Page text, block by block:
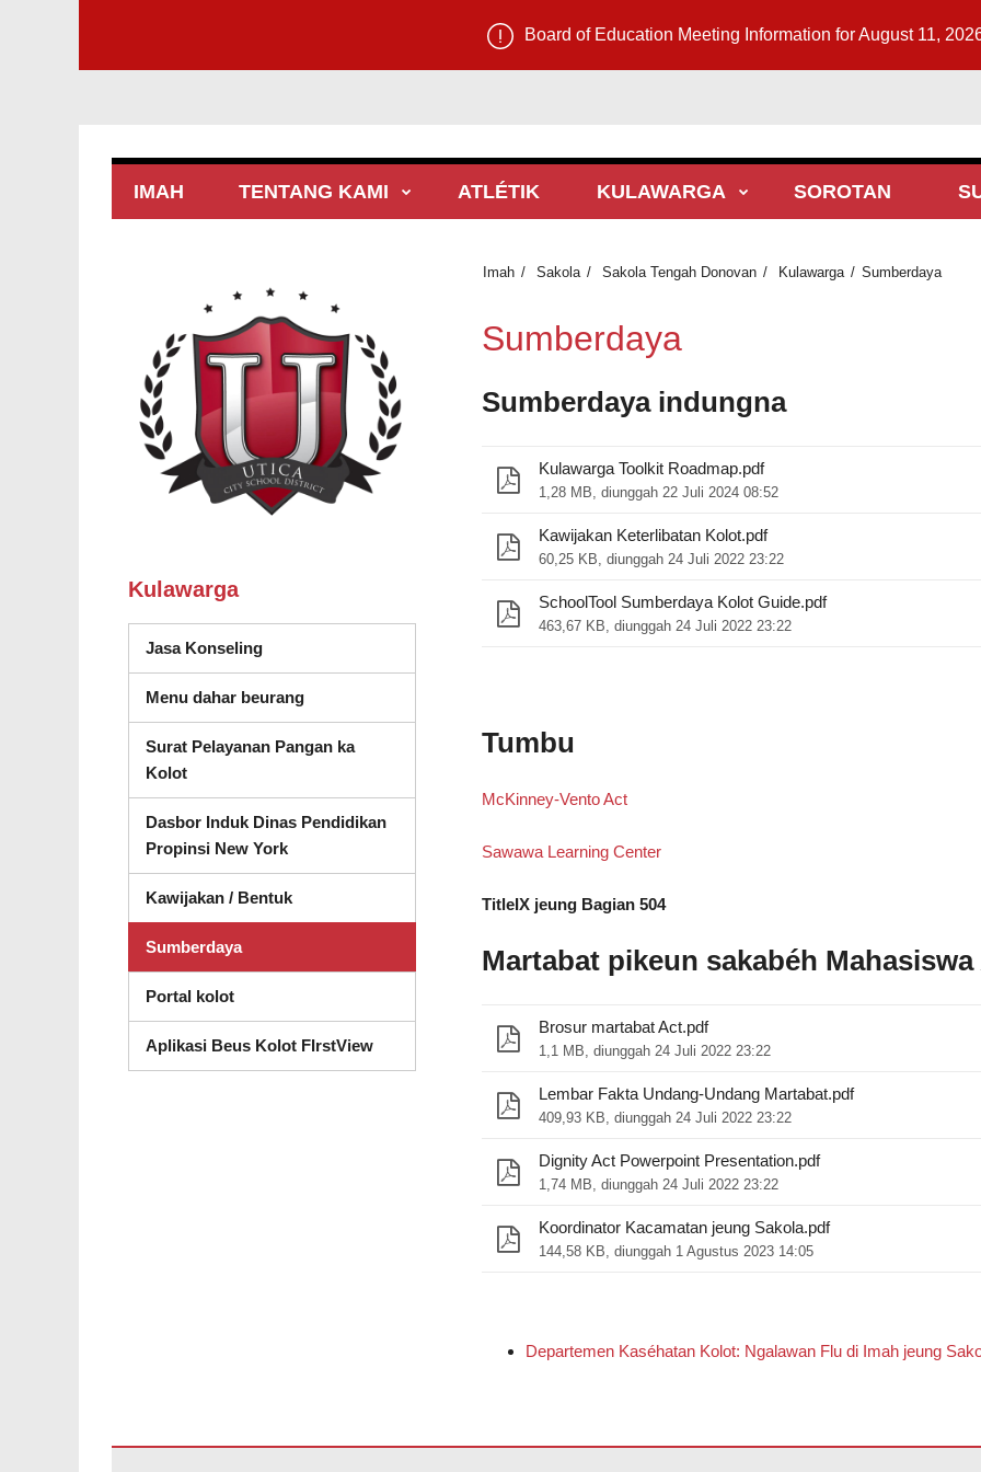
Board of Education Meeting Information for August 11,
IMAH TENTANG KAMI ATLÉTIK KULAWARGA SOROTAN
Imah Sakola Sakola Tengah Donovan Kulawarga Sumberdaya
Sumberdaya
Sumberdaya indungna
Kulawarga Toolkit Roadmap.pdf
1,28 MB, diunggah 22 Juli 2024 08:52
Kawijakan Keterlibatan Kolot.pdf
60,25 KB, diunggah 24 Juli 2022 23:22
SchoolTool Sumberdaya Kolot Guide.pdf
463,67 KB, diunggah 24 Juli 2022 23:22
Tumbu
McKinney-Vento Act
Sawawa Learning Center
TitleIX jeung Bagian 504
Martabat pikeun sakabéh Mahasiswa
Brosur martabat Act.pdf
1,1 MB, diunggah 24 Juli 2022 23:22
Lembar Fakta Undang-Undang Martabat.pdf
409,93 KB, diunggah 24 Juli 2022 23:22
Dignity Act Powerpoint Presentation.pdf
1,74 MB, diunggah 24 Juli 2022 23:22
Koordinator Kacamatan jeung Sakola.pdf
144,58 KB, diunggah 1 Agustus 2023 14:05
Departemen Kaséhatan Kolot: Ngalawan Flu di Imah jeung
Kulawarga
Jasa Konseling(muka dina jandela anyar)
Menu dahar beurang
Surat Pelayanan Pangan ka
Kolot
Dasbor Induk Dinas Pendidikan
Propinsi New York(muka dina jandela nu anyar)
Kawijakan / Bentuk
Sumberdaya
Portal kolot
Aplikasi Beus Kolot FIrstView